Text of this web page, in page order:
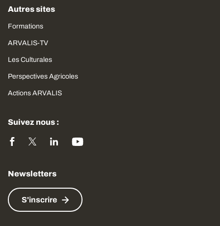
Autres sites
Formations
ARVALIS-TV
Les Culturales
Perspectives Agricoles
Actions ARVALIS
Suivez nous :
Newsletters
S'inscrire